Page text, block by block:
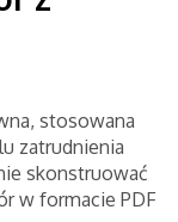
stosowana
zatrudnienia
skonstruować
w formacie PDF